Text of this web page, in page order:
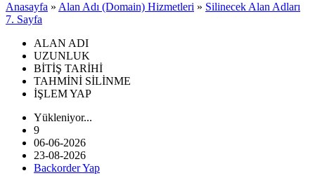
Anasayfa » Alan Adı (Domain) Hizmetleri » Silinecek Alan Adları
7. Sayfa
ALAN ADI
UZUNLUK
BİTİŞ TARİHİ
TAHMİNİ SİLİNME
İŞLEM YAP
Yükleniyor...
9
06-06-2026
23-08-2026
Backorder Yap